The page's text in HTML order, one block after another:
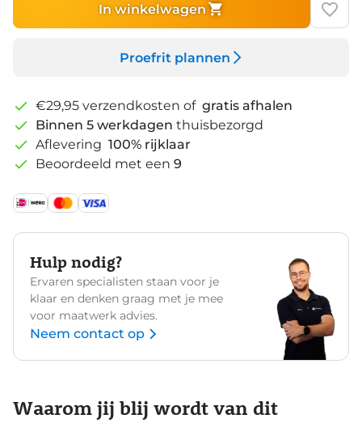
In winkelwagen
Proefrit plannen
€29,95 verzendkosten of gratis afhalen
Binnen 5 werkdagen thuisbezorgd
Aflevering 100% rijklaar
Beoordeeld met een 9
Hulp nodig?
Ervaren specialisten staan voor je
klaar en denken graag met je mee
voor maatwerk advies.
Neem contact op
Waarom jij blij wordt van dit